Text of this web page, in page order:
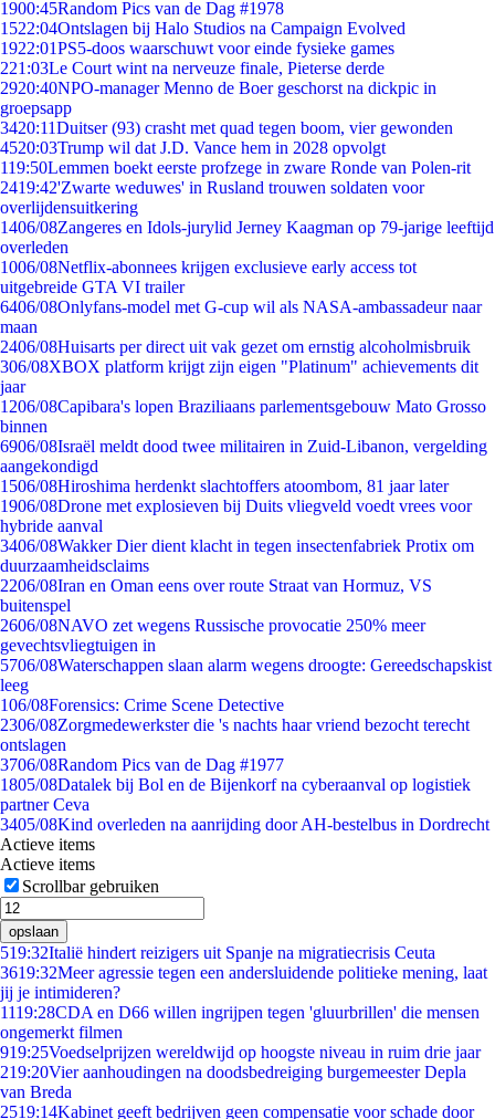
1900:45Random Pics van de Dag #1978
1522:04Ontslagen bij Halo Studios na Campaign Evolved
1922:01PS5-doos waarschuwt voor einde fysieke games
221:03Le Court wint na nerveuze finale, Pieterse derde
2920:40NPO-manager Menno de Boer geschorst na dickpic in
groepsapp
3420:11Duitser (93) crasht met quad tegen boom, vier gewonden
4520:03Trump wil dat J.D. Vance hem in 2028 opvolgt
119:50Lemmen boekt eerste profzege in zware Ronde van Polen-rit
2419:42'Zwarte weduwes' in Rusland trouwen soldaten voor
overlijdensuitkering
1406/08Zangeres en Idols-jurylid Jerney Kaagman op 79-jarige leeftijd
overleden
1006/08Netflix-abonnees krijgen exclusieve early access tot
uitgebreide GTA VI trailer
6406/08Onlyfans-model met G-cup wil als NASA-ambassadeur naar
maan
2406/08Huisarts per direct uit vak gezet om ernstig alcoholmisbruik
306/08XBOX platform krijgt zijn eigen "Platinum" achievements dit
jaar
1206/08Capibara's lopen Braziliaans parlementsgebouw Mato Grosso
binnen
6906/08Israël meldt dood twee militairen in Zuid-Libanon, vergelding
aangekondigd
1506/08Hiroshima herdenkt slachtoffers atoombom, 81 jaar later
1906/08Drone met explosieven bij Duits vliegveld voedt vrees voor
hybride aanval
3406/08Wakker Dier dient klacht in tegen insectenfabriek Protix om
duurzaamheidsclaims
2206/08Iran en Oman eens over route Straat van Hormuz, VS
buitenspel
2606/08NAVO zet wegens Russische provocatie 250% meer
gevechtsvliegtuigen in
5706/08Waterschappen slaan alarm wegens droogte: Gereedschapskist
leeg
106/08Forensics: Crime Scene Detective
2306/08Zorgmedewerkster die 's nachts haar vriend bezocht terecht
ontslagen
3706/08Random Pics van de Dag #1977
1805/08Datalek bij Bol en de Bijenkorf na cyberaanval op logistiek
partner Ceva
3405/08Kind overleden na aanrijding door AH-bestelbus in Dordrecht
Actieve items
Actieve items
Scrollbar gebruiken
opslaan
519:32Italië hindert reizigers uit Spanje na migratiecrisis Ceuta
3619:32Meer agressie tegen een andersluidende politieke mening, laat
jij je intimideren?
1119:28CDA en D66 willen ingrijpen tegen 'gluurbrillen' die mensen
ongemerkt filmen
919:25Voedselprijzen wereldwijd op hoogste niveau in ruim drie jaar
219:20Vier aanhoudingen na doodsbedreiging burgemeester Depla
van Breda
2519:14Kabinet geeft bedrijven geen compensatie voor schade door